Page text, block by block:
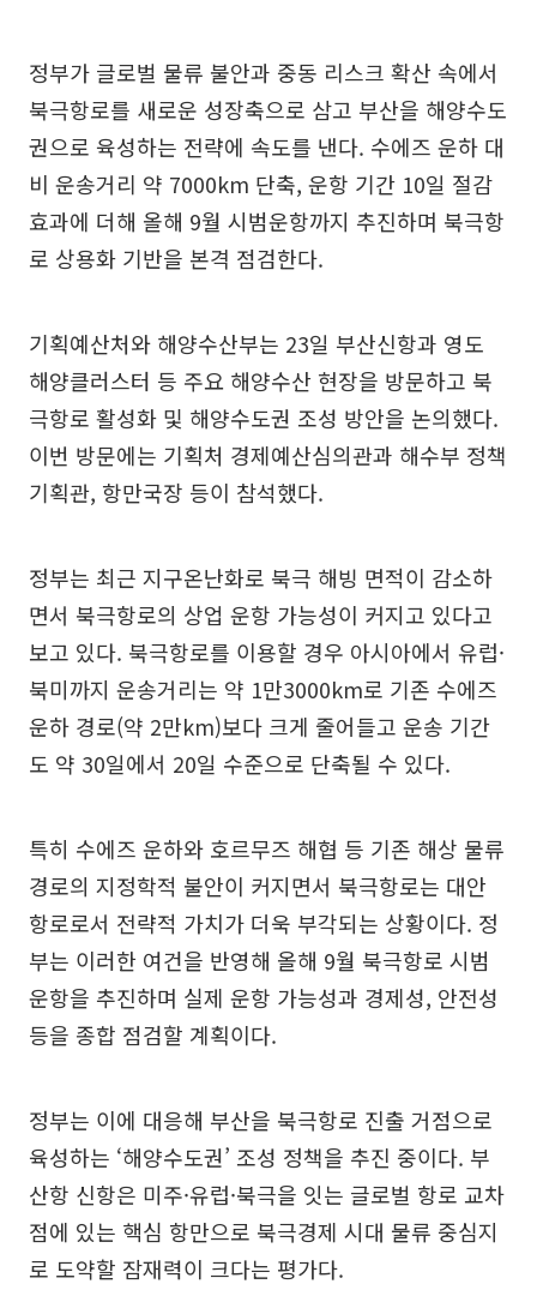
정부가 글로벌 물류 불안과 중동 리스크 확산 속에서
북극항로를 새로운 성장축으로 삼고 부산을 해양수도
권으로 육성하는 전략에 속도를 낸다. 수에즈 운하 대
비 운송거리 약 7000km 단축, 운항 기간 10일 절감
효과에 더해 올해 9월 시범운항까지 추진하며 북극항
로 상용화 기반을 본격 점검한다.
기획예산처와 해양수산부는 23일 부산신항과 영도
해양클러스터 등 주요 해양수산 현장을 방문하고 북
극항로 활성화 및 해양수도권 조성 방안을 논의했다.
이번 방문에는 기획처 경제예산심의관과 해수부 정책
기획관, 항만국장 등이 참석했다.
정부는 최근 지구온난화로 북극 해빙 면적이 감소하
면서 북극항로의 상업 운항 가능성이 커지고 있다고
보고 있다. 북극항로를 이용할 경우 아시아에서 유럽·
북미까지 운송거리는 약 1만3000km로 기존 수에즈
운하 경로(약 2만km)보다 크게 줄어들고 운송 기간
도 약 30일에서 20일 수준으로 단축될 수 있다.
특히 수에즈 운하와 호르무즈 해협 등 기존 해상 물류
경로의 지정학적 불안이 커지면서 북극항로는 대안
항로로서 전략적 가치가 더욱 부각되는 상황이다. 정
부는 이러한 여건을 반영해 올해 9월 북극항로 시범
운항을 추진하며 실제 운항 가능성과 경제성, 안전성
등을 종합 점검할 계획이다.
정부는 이에 대응해 부산을 북극항로 진출 거점으로
육성하는 ‘해양수도권’ 조성 정책을 추진 중이다. 부
산항 신항은 미주·유럽·북극을 잇는 글로벌 항로 교차
점에 있는 핵심 항만으로 북극경제 시대 물류 중심지
로 도약할 잠재력이 크다는 평가다.